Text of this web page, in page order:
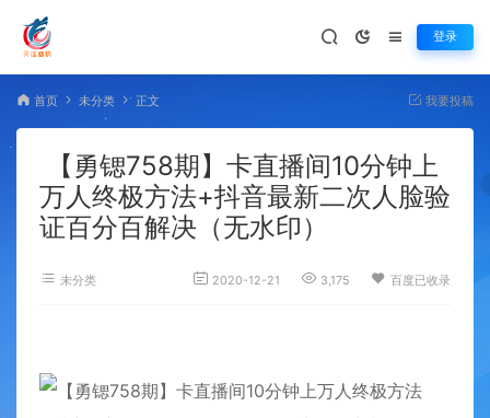
登录
首页 未分类 正文 我要投稿
【勇锶758期】卡直播间10分钟上
万人终极方法+抖音最新二次人脸验
证百分百解决（无水印）
未分类 2020-12-21 3,175 百度已收录